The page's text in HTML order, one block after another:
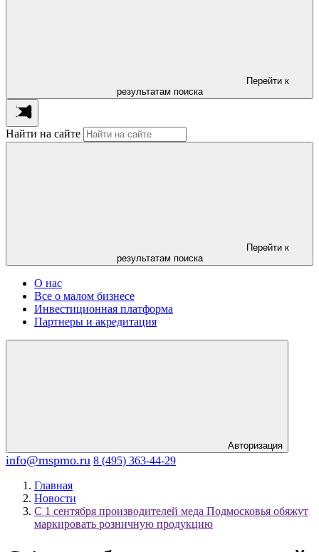
Перейти к
результатам поиска
Найти на сайте
Перейти к
результатам поиска
О нас
Все о малом бизнесе
Инвестиционная платформа
Партнеры и акредитация
Авторизация
info@mspmo.ru 8 (495) 363-44-29
Главная
Новости
С 1 сентября производителей меда Подмосковья обяжут
маркировать розничную продукцию